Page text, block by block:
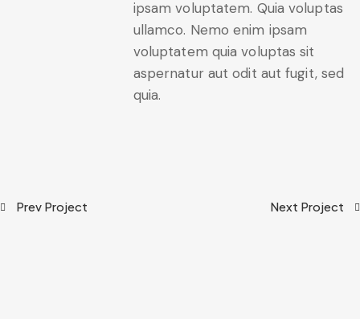
ipsam voluptatem. Quia voluptas
ullamco. Nemo enim ipsam
voluptatem quia voluptas sit
aspernatur aut odit aut fugit, sed
quia.
Prev Project Next Project